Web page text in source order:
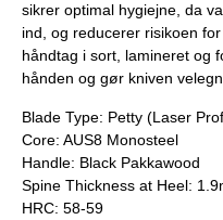
sikrer optimal hygiejne, da
ind, og reducerer risikoen
håndtag i sort, lamineret og
hånden og gør kniven
Blade Type: Petty (Laser
Core: AUS8 Monosteel
Handle: Black Pakkawood
Spine Thickness at Heel:
HRC: 58-59